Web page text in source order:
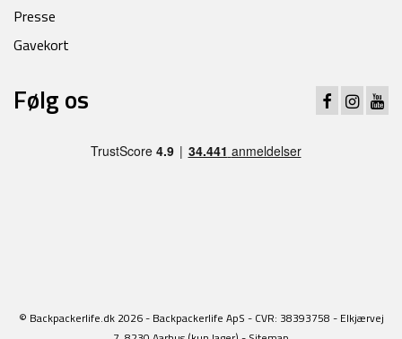
Presse
Gavekort
Følg os
© Backpackerlife.dk 2026 - Backpackerlife ApS - CVR: 38393758 - Elkjærvej